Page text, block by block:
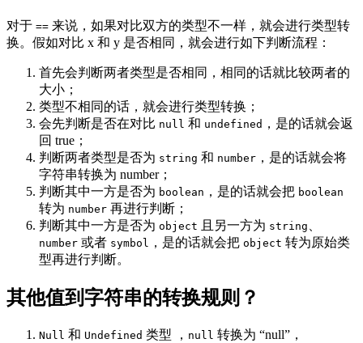
对于 == 来说，如果对比双方的类型不一样，就会进行类型转
换。假如对比 x 和 y 是否相同，就会进行如下判断流程：
首先会判断两者类型是否相同，相同的话就比较两者的
大小；
类型不相同的话，就会进行类型转换；
会先判断是否在对比 null 和 undefined ，是的话就会返
回 true；
判断两者类型是否为 string 和 number ，是的话就会将
字符串转换为 number；
判断其中一方是否为 boolean ，是的话就会把 boolean
转为 number 再进行判断；
判断其中一方是否为 object 且另一方为 string
number 或者 symbol ，是的话就会把 object 转为原始类
型再进行判断。
其他值到字符串的转换规则？
Null 和 Undefined 类型 ， null 转换为 “null”，